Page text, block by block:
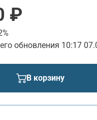
₽
обновления 10:17
В корзину